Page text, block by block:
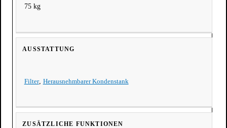
75 kg
AUSSTATTUNG
Filter, Herausnehmbarer Kondenstank
ZUSÄTZLICHE FUNKTIONEN